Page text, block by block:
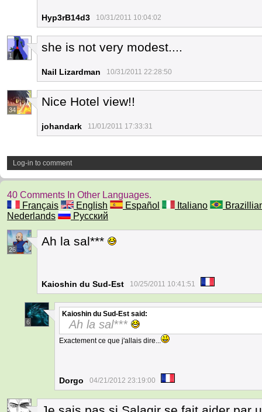
Hyp3rB14d3 10/31/2011 10:04:02
1
she is not very modest....
Nail Lizardman 10/31/2011 22:28:50
34
Nice Hotel view!!
johandark 11/01/2011 17:33:31
Log-in to comment
40 Comments In Other Languages.
Français
English Español Italiano
Nederlands
Русский
26
Ah la sal***
Kaioshin du Sud-Est 10/25/2011 10:41:51
6
Kaioshin du Sud-Est said:
Ah la sal***
Exactement ce que j'allais dire...
Dorgo 04/21/2012 23:19:00